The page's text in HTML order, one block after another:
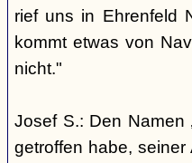
rief uns in Ehrenfeld
kommt etwas von
nicht."
Josef S.: Den Namen
getroffen habe,